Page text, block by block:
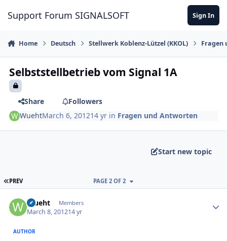
Support Forum SIGNALSOFT Sign In
Home Deutsch Stellwerk Koblenz-Lützel (KKOL) Fragen
Selbststellbetrieb vom Signal 1A
Share
Followers
WuehtMarch 6, 201214 yr in Fragen und Antworten
Start new topic
FIRST PAGE
PREV PAGE 2 OF 2
Wueht Members
March 8, 201214 yr
AUTHOR